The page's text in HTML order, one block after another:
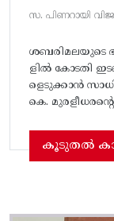
സ. പിണറായി
ശബരിമലയുടെ
ളിൽ കോടതി
ളെടുക്കാൻ
കെ.
കൂടുതൽ